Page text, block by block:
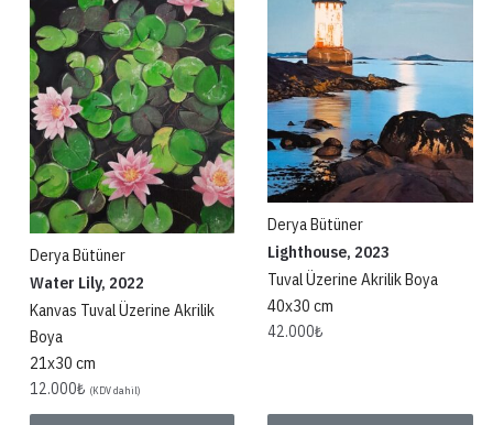
Derya Bütüner
Water Lily, 2022
Kanvas Tuval Üzerine Akrilik
Boya
21x30 cm
12.000₺ (KDV dahil)
Derya Bütüner
Lighthouse, 2023
Tuval Üzerine Akrilik Boya
40x30 cm
42.000₺